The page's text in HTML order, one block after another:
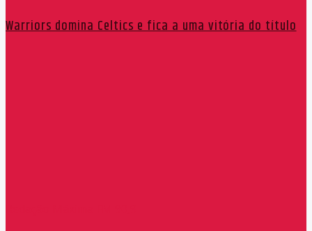
Warriors domina Celtics e fica a uma vitória do título